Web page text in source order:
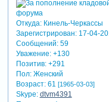
Откуда:Кинель-Черкассы
Зарегистрирован: 17-04-
Сообщений:59
Уважение: +130
Позитив: +291
Пол:Женский
Возраст:61 [1965-03-03]
Skype: dtvm4391